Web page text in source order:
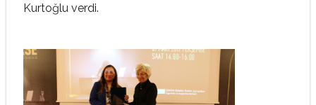
Kurtoğlu verdi.